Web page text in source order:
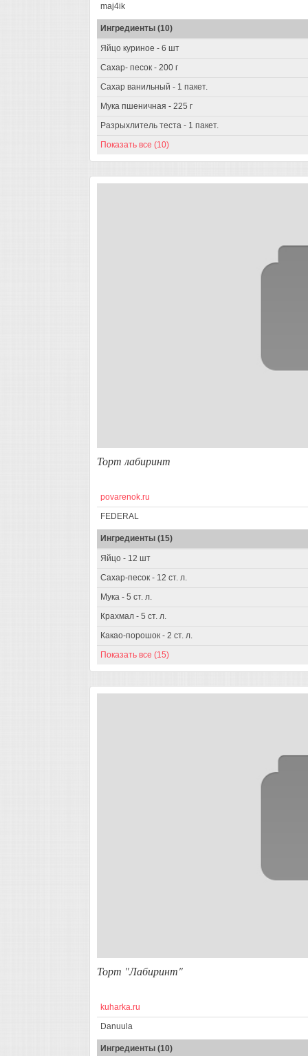
maj4ik
Ингредиенты (10)
Яйцо куриное - 6 шт
Сахар- песок - 200 г
Сахар ванильный - 1 пакет.
Мука пшеничная - 225 г
Разрыхлитель теста - 1 пакет.
Показать все (10)
Торт лабиринт
povarenok.ru
FEDERAL
Ингредиенты (15)
Яйцo - 12 шт
Сахар-песок - 12 ст. л.
Мука - 5 ст. л.
Крахмал - 5 ст. л.
Какао-порошок - 2 ст. л.
Показать все (15)
Торт "Лабиринт"
kuharka.ru
Danuula
Ингредиенты (10)